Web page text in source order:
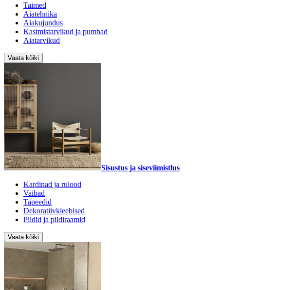
Taimed
Aiatehnika
Aiakujundus
Kastmistarvikud ja pumbad
Aiatarvikud
Vaata kõiki
Sisustus ja siseviimistlus
Kardinad ja rulood
Vaibad
Tapeedid
Dekoratiivkleebised
Pildid ja pildiraamid
Vaata kõiki